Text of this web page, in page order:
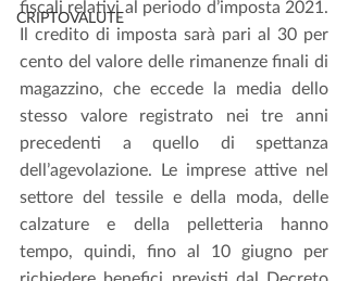
CRIPTOVALUTE
fiscali relativi al periodo d’imposta 2021.
Il credito di imposta sarà pari al 30 per
cento del valore delle rimanenze finali di
magazzino, che eccede la media dello
stesso valore registrato nei tre anni
precedenti a quello di spettanza
dell’agevolazione. Le imprese attive nel
settore del tessile e della moda, delle
calzature e della pelletteria hanno
tempo, quindi, fino al 10 giugno per